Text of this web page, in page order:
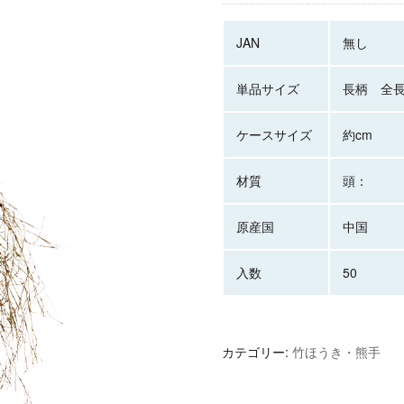
JAN 無し
単品サイズ 長柄 全
ケースサイズ 約cm
材質 頭：
原産国 中国
入数 50
カテゴリー:竹ほうき・熊手